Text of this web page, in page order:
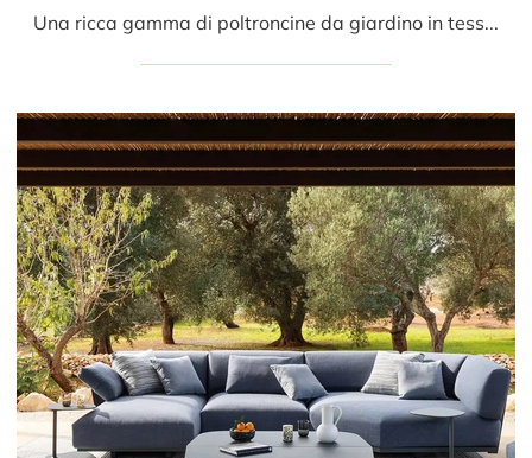
Una ricca gamma di poltroncine da giardino in tessuto ti sta aspettando nel nostro punto vendita: clicca e scopri il modello Solaris Evo Poltrona di ...